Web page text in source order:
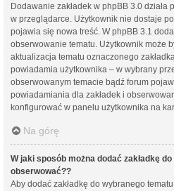
Dodawanie zakładek w phpBB 3.0
w przeglądarce. Użytkownik nie dostaje
pojawia się nowa treść. W phpBB 3.1
obserwowanie tematu. Użytkownik może
aktualizacja tematu oznaczonego
powiadamia użytkownika – w wybrany
obserwowanym temacie bądź forum
powiadamiania dla zakładek i
konfigurować w panelu użytkownika na
Na górę
W jaki sposób można dodać zakładkę
obserwować??
Aby dodać zakładkę do wybranego